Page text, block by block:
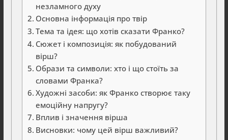
незламного духу
Основна інформація про твір
Тема та ідея: що хотів сказати Франко?
Сюжет і композиція: як побудований
вірш?
Образи та символи: хто і що стоїть за
словами Франка?
Художні засоби: як Франко створює таку
емоційну напругу?
Вплив і значення вірша
Висновки: чому цей вірш важливий?